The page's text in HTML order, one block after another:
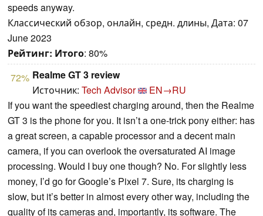
speeds anyway.
Классический обзор, онлайн, средн. длины, Дата: 07
June 2023
Рейтинг: Итого: 80%
72% Realme GT 3 review
Источник: Tech Advisor
EN→RU
If you want the speediest charging around, then the Realme
GT 3 is the phone for you. It isn’t a one-trick pony either: has
a great screen, a capable processor and a decent main
camera, if you can overlook the oversaturated AI image
processing. Would I buy one though? No. For slightly less
money, I’d go for Google’s Pixel 7. Sure, its charging is
slow, but it’s better in almost every other way, including the
quality of its cameras and, importantly, its software. The